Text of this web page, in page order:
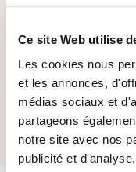
Ce site Web utilise
Les cookies nous
et les annonces,
médias sociaux et
partageons
notre site avec nos
publicité et
Attestation